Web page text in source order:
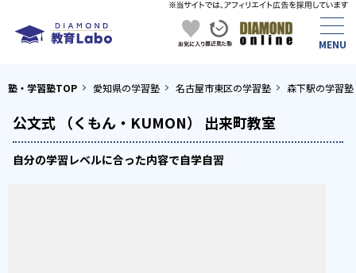
塾・学習塾TOP 愛知県の学習塾 名古屋市東区の学習塾 森下駅の学習塾
公文式 （くもん・KUMON） 出来町教室
自分の学習レベルに合った内容で自学自習